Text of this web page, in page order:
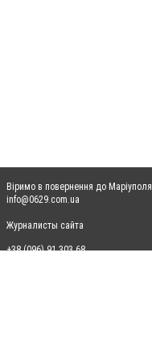
Віримо в повернення до Маріуполя
info@0629.com.ua
Журналисты сайта
+38 (096) 91 303 68